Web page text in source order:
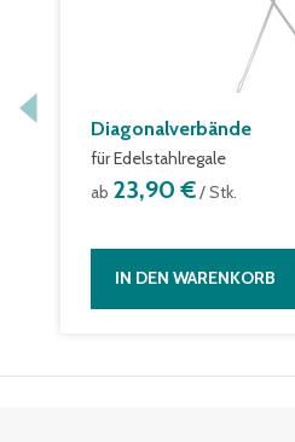
Diagonalverbände
für Edelstahlregale
ab 23,90 €/ Stk.
IN DEN WARENKORB